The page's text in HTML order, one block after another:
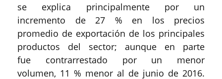
se explica principalmente por un
incremento de 27 % en los precios
promedio de exportación de los principales
productos del sector; aunque en parte
fue contrarrestado por un menor
volumen, 11 % menor al de junio de 2016.